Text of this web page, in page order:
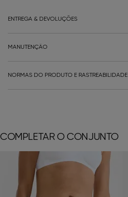
ENTREGA & DEVOLUÇÕES
MANUTENÇÃO
NORMAS DO PRODUTO E RASTREABILIDADE
COMPLETAR O CONJUNTO